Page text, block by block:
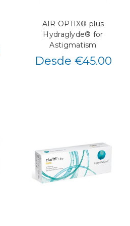
AIR OPTIX® plus
Hydraglyde® for
Astigmatism
Desde €45.00